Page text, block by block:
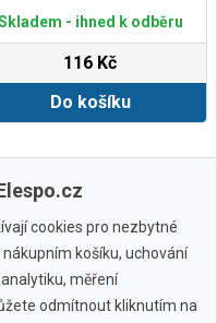
- ihned k odběru
116 Kč
Do košíku
cookies pro nezbytné
košíku, uchování
měření
odmítnout kliknutím na